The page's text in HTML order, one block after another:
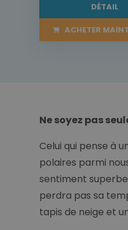
DÉTAIL
ACHETER
Ne soyez pas
Celui qui pense à
polaires parmi
sentiment
perdra pas sa
tapis de neige et